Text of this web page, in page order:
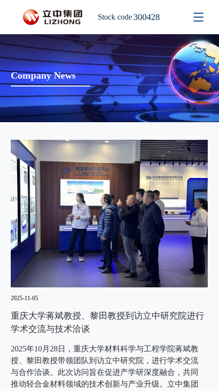
Stock code 300428
Company News
2025-11-05
重庆大学蒋斌教授、黎田教授到访立中研究院进行
学术交流与技术洽谈
2025年10月28日，重庆大学材料科学与工程学院蒋斌教
授、黎田教授带领团队到访立中研究院，进行学术交流
与合作洽谈。此次访问旨在促进产学研深度融合，共同
推动轻合金材料领域的技术创新与产业升级。立中集团